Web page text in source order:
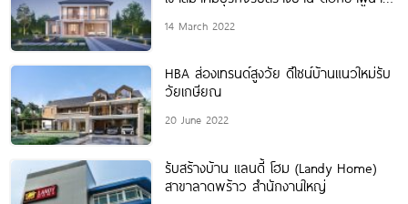
แบรนด์โตเท่ารุ่นพี่ในเครือฯ ภายใน 3
14 March 2022
HBA ส่องเทรนด์สูงวัย ดีไซน์บ้านแนวใหม่รับ
วัยเกษียณ
20 June 2022
รับสร้างบ้าน แลนดี้ โฮม (Landy Home)
สาขาลาดพร้าว สำนักงานใหญ่